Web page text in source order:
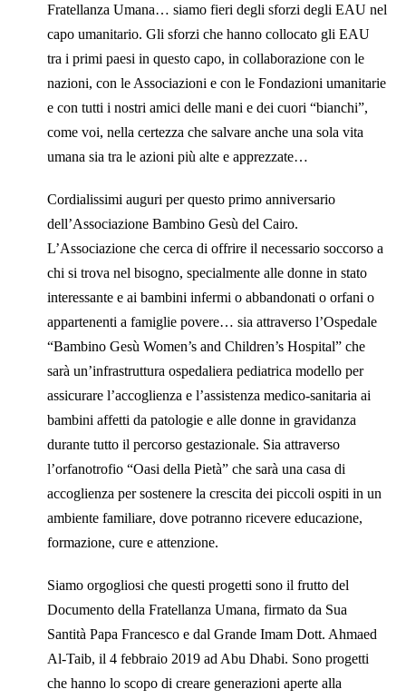
Fratellanza Umana… siamo fieri degli sforzi degli EAU nel
capo umanitario. Gli sforzi che hanno collocato gli EAU
tra i primi paesi in questo capo, in collaborazione con le
nazioni, con le Associazioni e con le Fondazioni umanitarie
e con tutti i nostri amici delle mani e dei cuori “bianchi”,
come voi, nella certezza che salvare anche una sola vita
umana sia tra le azioni più alte e apprezzate…
Cordialissimi auguri per questo primo anniversario
dell’Associazione Bambino Gesù del Cairo.
L’Associazione che cerca di offrire il necessario soccorso a
chi si trova nel bisogno, specialmente alle donne in stato
interessante e ai bambini infermi o abbandonati o orfani o
appartenenti a famiglie povere… sia attraverso l’Ospedale
“Bambino Gesù Women’s and Children’s Hospital” che
sarà un’infrastruttura ospedaliera pediatrica modello per
assicurare l’accoglienza e l’assistenza medico-sanitaria ai
bambini affetti da patologie e alle donne in gravidanza
durante tutto il percorso gestazionale. Sia attraverso
l’orfanotrofio “Oasi della Pietà” che sarà una casa di
accoglienza per sostenere la crescita dei piccoli ospiti in un
ambiente familiare, dove potranno ricevere educazione,
formazione, cure e attenzione.
Siamo orgogliosi che questi progetti sono il frutto del
Documento della Fratellanza Umana, firmato da Sua
Santità Papa Francesco e dal Grande Imam Dott. Ahmaed
Al-Taib, il 4 febbraio 2019 ad Abu Dhabi. Sono progetti
che hanno lo scopo di creare generazioni aperte alla